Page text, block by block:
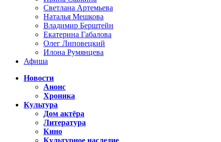
Светлана Артемьева
Наталья Мешкова
Владимир Берштейн
Екатерина Габалова
Олег Липовецкий
Илона Румянцева
Афиша
Новости
Анонс
Хроника
Культура
Дом актёра
Литература
Кино